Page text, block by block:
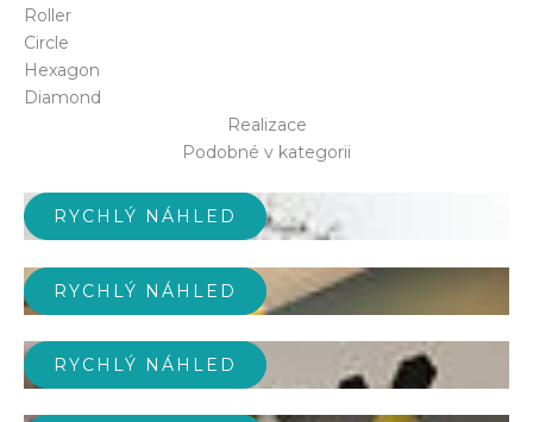
Roller
Circle
Hexagon
Diamond
Realizace
Podobné v kategorii
RYCHLÝ NÁHLED
RYCHLÝ NÁHLED
RYCHLÝ NÁHLED